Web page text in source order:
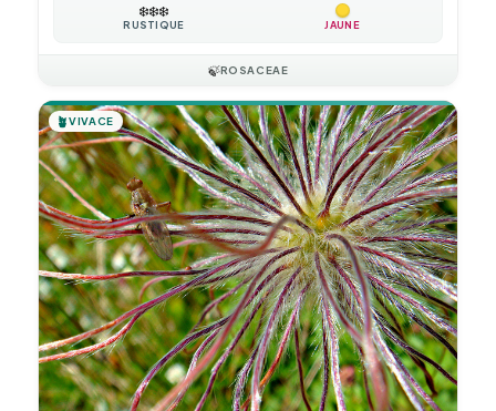
❄️❄️❄️
RUSTIQUE JAUNE
🍃ROSACEAE
🪴VIVACE